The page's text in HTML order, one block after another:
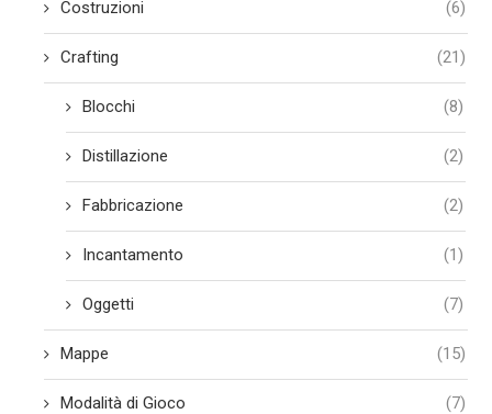
Costruzioni (6)
Crafting (21)
Blocchi (8)
Distillazione (2)
Fabbricazione (2)
Incantamento (1)
Oggetti (7)
Mappe (15)
Modalità di Gioco (7)